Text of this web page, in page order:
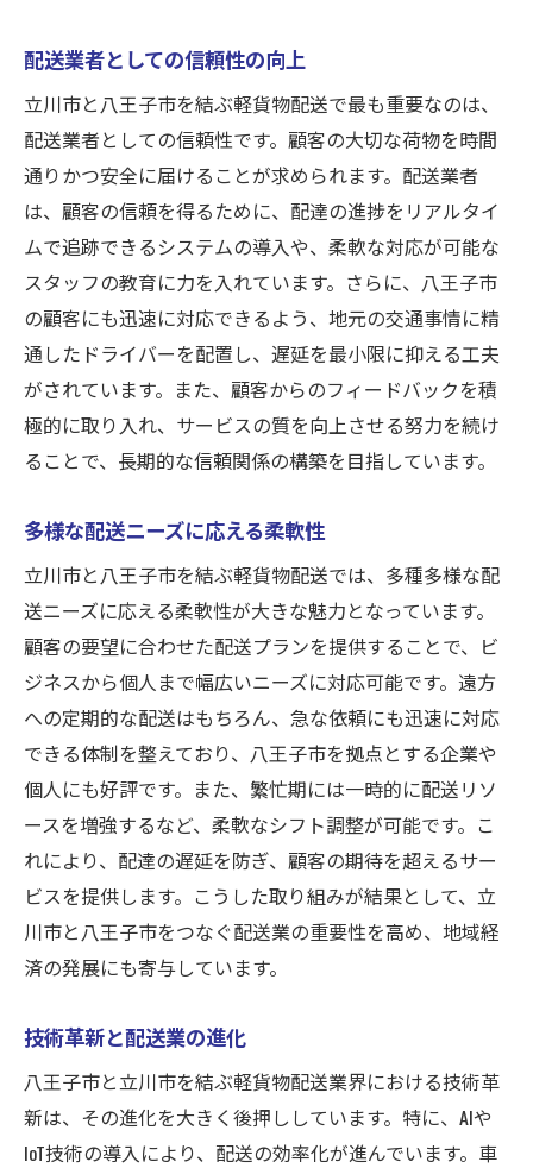
配送業者としての信頼性の向上
立川市と八王子市を結ぶ軽貨物配送で最も重要なのは、
配送業者としての信頼性です。顧客の大切な荷物を時間
通りかつ安全に届けることが求められます。配送業者
は、顧客の信頼を得るために、配達の進捗をリアルタイ
ムで追跡できるシステムの導入や、柔軟な対応が可能な
スタッフの教育に力を入れています。さらに、八王子市
の顧客にも迅速に対応できるよう、地元の交通事情に精
通したドライバーを配置し、遅延を最小限に抑える工夫
がされています。また、顧客からのフィードバックを積
極的に取り入れ、サービスの質を向上させる努力を続け
ることで、長期的な信頼関係の構築を目指しています。
多様な配送ニーズに応える柔軟性
立川市と八王子市を結ぶ軽貨物配送では、多種多様な配
送ニーズに応える柔軟性が大きな魅力となっています。
顧客の要望に合わせた配送プランを提供することで、ビ
ジネスから個人まで幅広いニーズに対応可能です。遠方
への定期的な配送はもちろん、急な依頼にも迅速に対応
できる体制を整えており、八王子市を拠点とする企業や
個人にも好評です。また、繁忙期には一時的に配送リソ
ースを増強するなど、柔軟なシフト調整が可能です。こ
れにより、配達の遅延を防ぎ、顧客の期待を超えるサー
ビスを提供します。こうした取り組みが結果として、立
川市と八王子市をつなぐ配送業の重要性を高め、地域経
済の発展にも寄与しています。
技術革新と配送業の進化
八王子市と立川市を結ぶ軽貨物配送業界における技術革
新は、その進化を大きく後押ししています。特に、AIや
IoT技術の導入により、配送の効率化が進んでいます。車